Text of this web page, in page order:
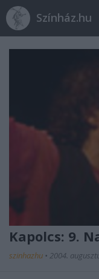
Színház.hu
Kapolcs: 9.
szinhazhu • 2004.